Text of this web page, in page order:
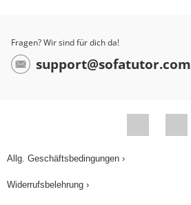
Fragen? Wir sind für dich da!
support@sofatutor.com
Allg. Geschäftsbedingungen ›
Widerrufsbelehrung ›